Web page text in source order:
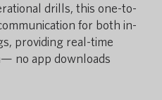
drills, this one-to-
for both in-
providing real-time
no app downloads